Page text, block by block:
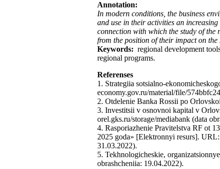
Annotation:
In modern conditions, the business
and use in their activities an
connection with which the study of the
from the position of their impact on
Keywords: regional development
regional programs.
Referenses
1. Strategiia sotsialno-
economy.gov.ru/material/file/
2. Otdelenie Banka Rossii po
3. Investitsii v osnovnoi kapital v
orel.gks.ru/storage/mediabank (data
4. Rasporiazhenie Pravitelstva RF ot
2025 goda» [Elektronnyi resurs].
31.03.2022).
5. Tekhnologicheskie,
obrashcheniia: 19.04.2022).